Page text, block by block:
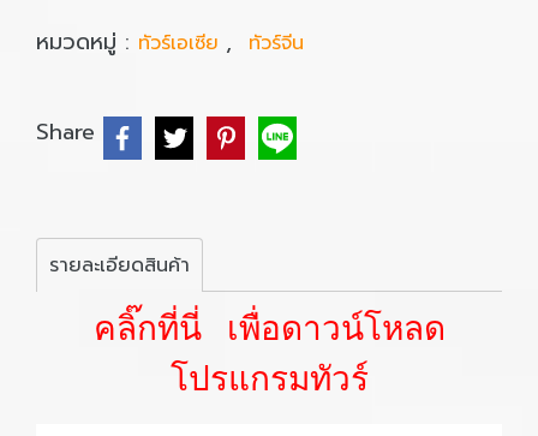
หมวดหมู่ : ทัวร์เอเซีย , ทัวร์จีน
Share
รายละเอียดสินค้า
คลิ๊กที่นี่ เพื่อดาวน์โหลด
โปรแกรมทัวร์